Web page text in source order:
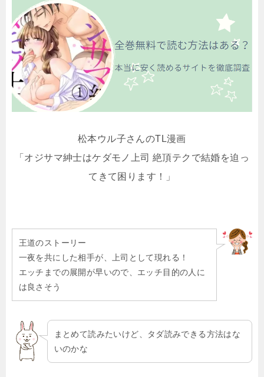
松本ウル子さんのTL漫画
「オジサマ紳士はケダモノ上司 絶頂テクで結婚を迫っ
てきて困ります！」
王道のストーリー
一夜を共にした相手が、上司として現れる！
エッチまでの展開が早いので、エッチ目的の人に
は良さそう
まとめて読みたいけど、タダ読みできる方法はな
いのかな